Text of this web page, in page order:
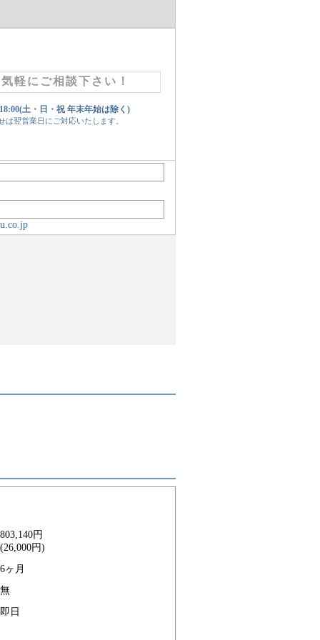
軽にご相談下さい！
土・日・祝 年末年始は除く)
翌営業日にご対応いたします。
803,140円
(26,000円)
6ヶ月
無
即日